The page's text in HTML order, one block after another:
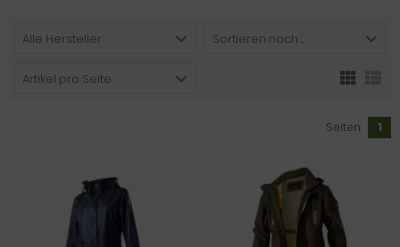
Alle Hersteller Sortieren nach ...
Artikel pro Seite
Seiten: 1